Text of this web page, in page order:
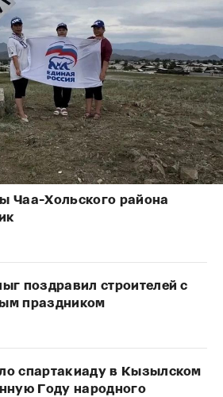
Чаа-Хольского района
поздравил строителей с
праздником
спартакиаду в Кызылском
Году народного